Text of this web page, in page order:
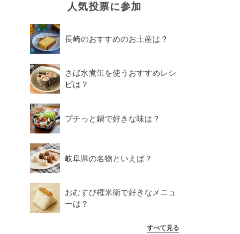
人気投票に参加
長崎のおすすめのお土産は？
さば水煮缶を使うおすすめレシ
ピは？
プチっと鍋で好きな味は？
岐阜県の名物といえば？
おむすび権米衛で好きなメニュ
ーは？
すべて見る